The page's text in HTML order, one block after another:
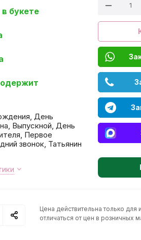
букете
День
Выпускной, День
Первое
звонок, Татьянин
Цена действительна только для
отличаться от цен в розничных